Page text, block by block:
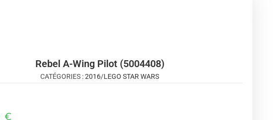
Rebel A-Wing Pilot (5004408)
CATÉGORIES :2016/LEGO STAR WARS
€